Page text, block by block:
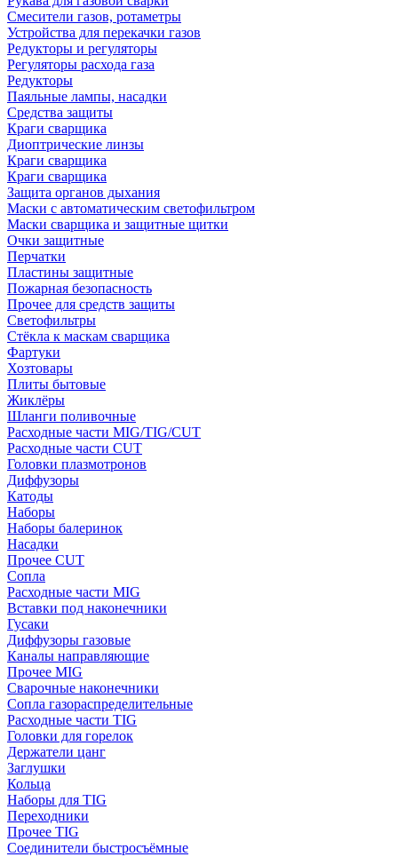
Смесители газов, ротаметры
Устройства для перекачки газов
Редукторы и регуляторы
Регуляторы расхода газа
Редукторы
Паяльные лампы, насадки
Средства защиты
Краги сварщика
Диоптрические линзы
Краги сварщика
Краги сварщика
Защита органов дыхания
Маски с автоматическим светофильтром
Маски сварщика и защитные щитки
Очки защитные
Перчатки
Пластины защитные
Пожарная безопасность
Прочее для средств защиты
Светофильтры
Стёкла к маскам сварщика
Фартуки
Хозтовары
Плиты бытовые
Жиклёры
Шланги поливочные
Расходные части MIG/TIG/CUT
Расходные части CUT
Головки плазмотронов
Диффузоры
Катоды
Наборы
Наборы балеринок
Насадки
Прочее CUT
Сопла
Расходные части MIG
Вставки под наконечники
Гусаки
Диффузоры газовые
Каналы направляющие
Прочее MIG
Сварочные наконечники
Сопла газораспределительные
Расходные части TIG
Головки для горелок
Держатели цанг
Заглушки
Кольца
Наборы для TIG
Переходники
Прочее TIG
Соединители быстросъёмные